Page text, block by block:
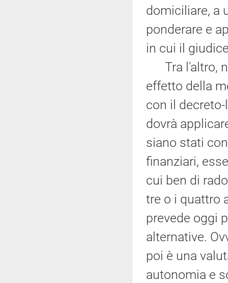
domiciliare, a
ponderare e
in cui il
Tra l'altro,
effetto della
con il
dovrà
siano stati
finanziari,
cui ben di
tre o i quattro
prevede oggi
alternative.
poi è una
autonomia e